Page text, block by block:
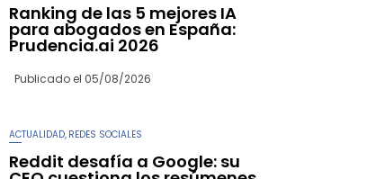
Ranking de las 5 mejores IA
para abogados en España:
Prudencia.ai 2026
Publicado el 05/08/2026
ACTUALIDAD, REDES SOCIALES
Reddit desafía a Google: su